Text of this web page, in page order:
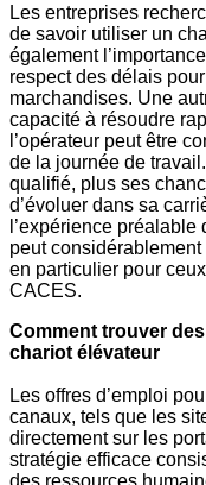
Les entreprises
de savoir utiliser un
également
respect des délais
marchandises. Une
capacité à résoudre
l’opérateur peut être
de la journée de
qualifié, plus ses
d’évoluer dans sa
l’expérience
peut
en particulier pour
CACES.
Comment trouver
chariot élévateur
Les offres d’emploi
canaux, tels que les
directement sur les
stratégie efficace
des ressources